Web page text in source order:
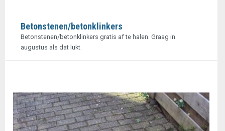
Betonstenen/betonklinkers
Betonstenen/betonklinkers gratis af te halen. Graag in
augustus als dat lukt.